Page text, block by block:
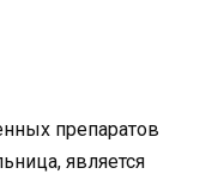
препаратов
является